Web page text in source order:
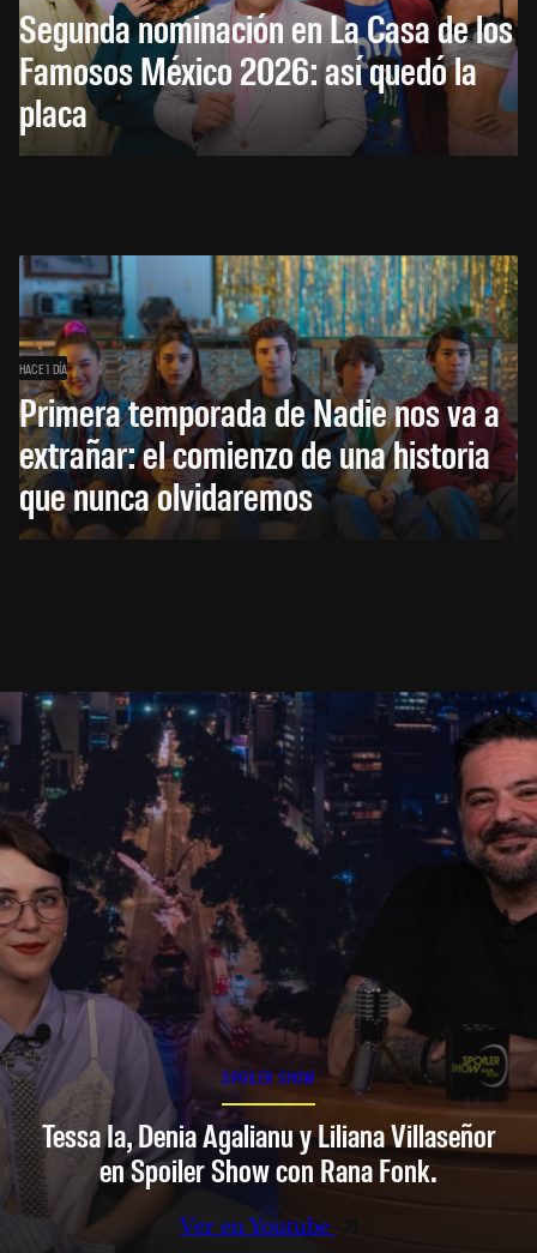
Segunda nominación en La Casa de los
Famosos México 2026: así quedó la
placa
HACE 1 DÍA
Primera temporada de Nadie nos va a
extrañar: el comienzo de una historia
que nunca olvidaremos
SPOILER SHOW
Tessa Ia, Denia Agalianu y Liliana Villaseñor
en Spoiler Show con Rana Fonk.
Ver en Youtube